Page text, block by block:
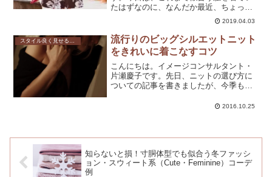
たはずなのに、なんだか最近、ちょっと
違うかも・・・って方に 試してほしいこ
とを書いていきますね。まず、似合う服
を着るために、はじめにやってみてほし
いのは、『今までの自分に...
2019.04.03
流行りのビッグシルエットニット
をきれいに着こなすコツ
こんにちは。イメージコンサルタント・
片瀬慶子です。先日、ニットの選び方に
ついての記事を書きましたが、今季もビ
す。あなたも、ビッグシルエットのニッ
2016.10.25
知らないと損！寸胴体型でも似合う冬ファッシ
ョン・スウィート系（Cute・Feminine）コーデ
例